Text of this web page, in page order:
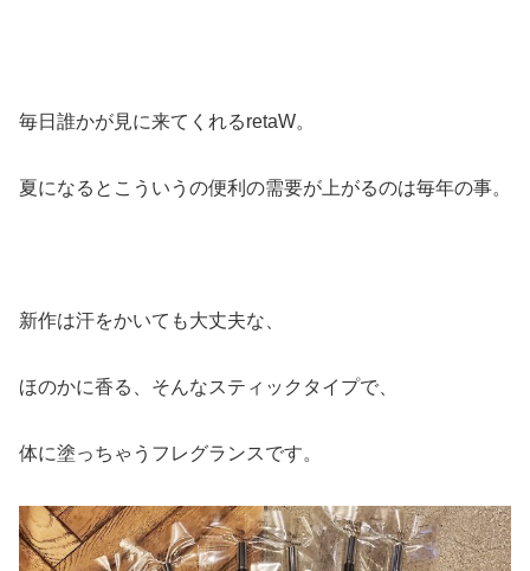
毎日誰かが見に来てくれるretaW。
夏になるとこういうの便利の需要が上がるのは毎年の事。
新作は汗をかいても大丈夫な、
ほのかに香る、そんなスティックタイプで、
体に塗っちゃうフレグランスです。